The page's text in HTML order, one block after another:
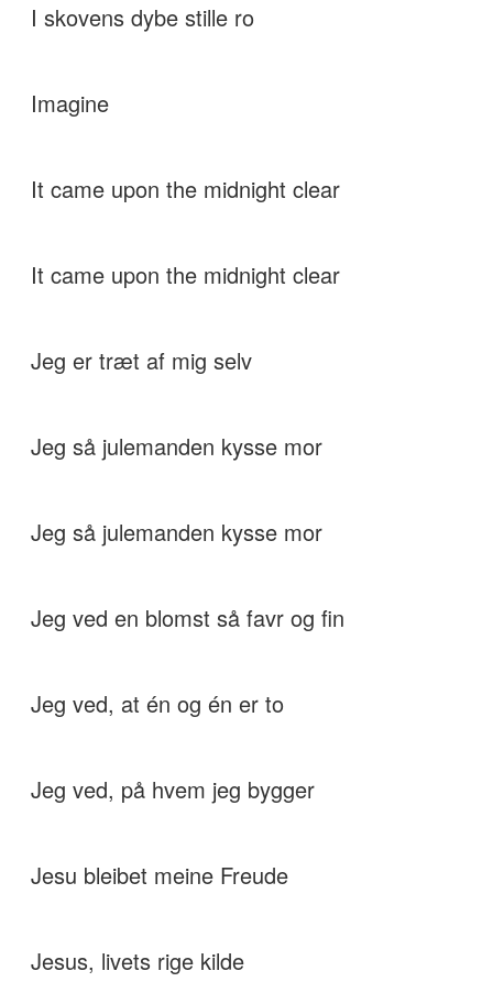
I skovens dybe stille ro
Imagine
It came upon the midnight clear
It came upon the midnight clear
Jeg er træt af mig selv
Jeg så julemanden kysse mor
Jeg så julemanden kysse mor
Jeg ved en blomst så favr og fin
Jeg ved, at én og én er to
Jeg ved, på hvem jeg bygger
Jesu bleibet meine Freude
Jesus, livets rige kilde